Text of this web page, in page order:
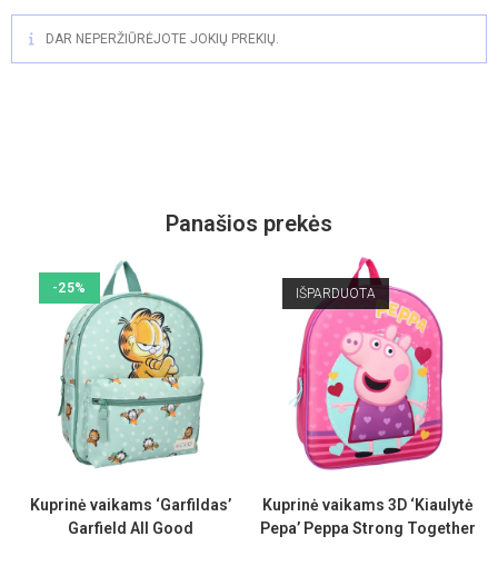
DAR NEPERŽIŪRĖJOTE JOKIŲ PREKIŲ.
Panašios prekės
-25%
Kuprinė vaikams ‘Garfildas’
Garfield All Good
IŠPARDUOTA
Kuprinė vaikams 3D ‘Kiaulytė
Pepa’ Peppa Strong Together